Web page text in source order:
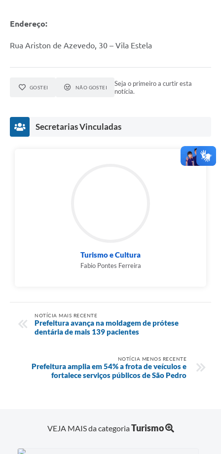
Endereço:
Rua Ariston de Azevedo, 30 – Vila Estela
GOSTEI NÃO GOSTEI
Seja o primeiro a curtir esta
notícia.
Secretarias Vinculadas
Turismo e Cultura
Fabio Pontes Ferreira
NOTÍCIA MAIS RECENTE
Prefeitura avança na moldagem de prótese
dentária de mais 139 pacientes
NOTÍCIA MENOS RECENTE
Prefeitura amplia em 54% a frota de veículos e
fortalece serviços públicos de São Pedro
VEJA MAIS da categoriaTurismo